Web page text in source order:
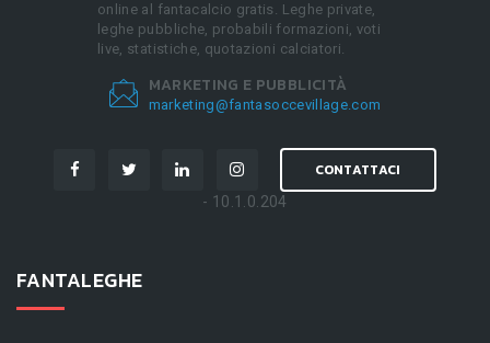
online al fantacalcio gratis. Leghe private,
leghe pubbliche, probabili formazioni, voti
live, statistiche, quotazioni calciatori.
MARKETING E PUBBLICITÀ
marketing@fantasoccevillage.com
CONTATTACI
- 10.1.0.204
FANTALEGHE